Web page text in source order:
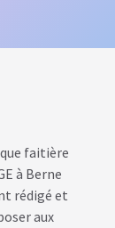
faitière
à Berne
rédigé et
aux